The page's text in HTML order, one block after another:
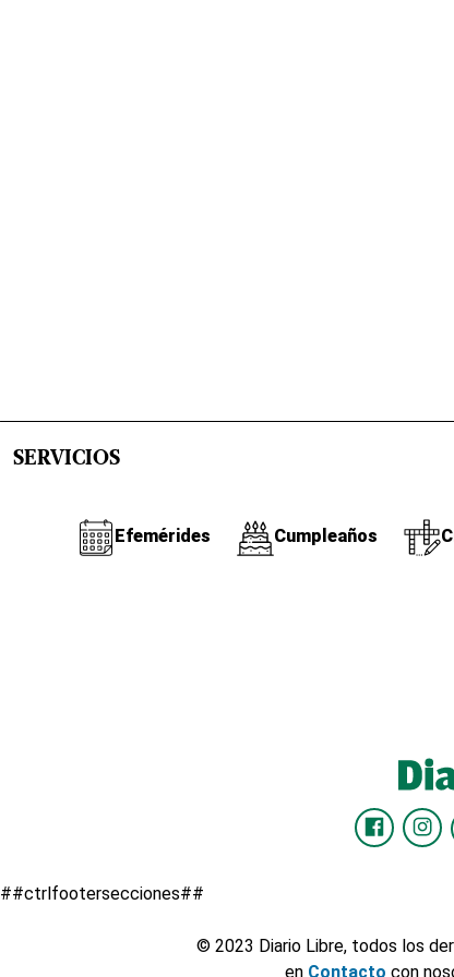
SERVICIOS
Efemérides Cumpleaños
##ctrlfootersecciones##
© 2023 Diario Libre, todos los
en Contacto con